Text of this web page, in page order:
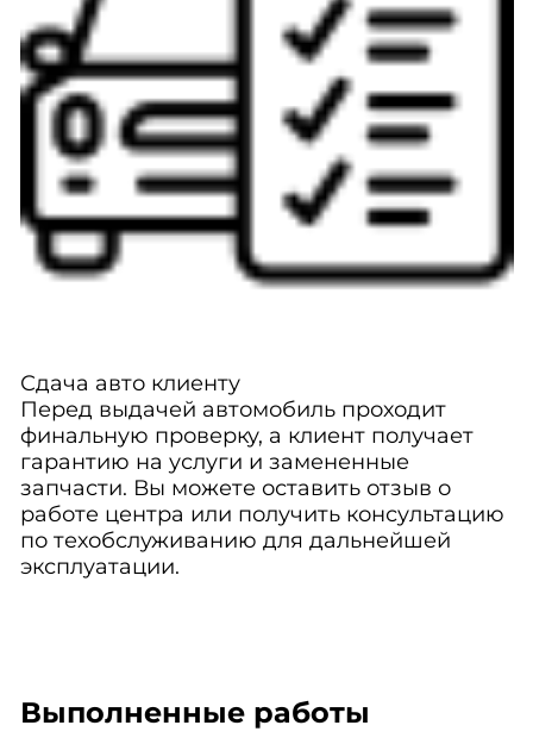
Сдача авто клиенту
Перед выдачей автомобиль проходит
финальную проверку, а клиент получает
гарантию на услуги и замененные
запчасти. Вы можете оставить отзыв о
работе центра или получить консультацию
по техобслуживанию для дальнейшей
эксплуатации.
Выполненные работы